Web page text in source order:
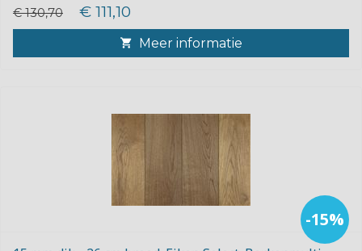
€ 130,70 € 111,10
Meer informatie
-15%